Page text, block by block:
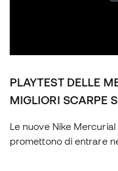
PLAYTEST DELLE
MIGLIORI SCARPE
Le nuove Nike
promettono di entrare